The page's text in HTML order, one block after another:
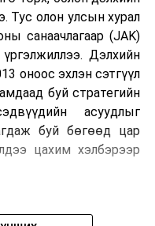
Тус олон улсын хурал
санаачлагаар (JAK)
Дэлхийн
оноос эхлэн сэтгүүл
буй стратегийн
асуудлыг
буй бөгөөд цар
цахим хэлбэрээр